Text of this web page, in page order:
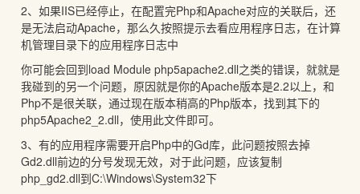
2、如果IIS已经停止，在配置完Php和Apache对应的关联后，还
是无法启动Apache，那么久按照提示去看应用程序日志，在计算
机管理目录下的应用程序日志中
你可能会回到load Module php5apache2.dll之类的错误，就就是
我碰到的另一个问题，原因就是你的Apache版本是2.2以上，和
Php不是很关联，通过现在版本稍高的Php版本，找到其下的
php5Apache2_2.dll，使用此文件即可。
3、有的应用程序需要开启Php中的Gd库，此问题按照去掉
Gd2.dll前边的分号发现无效，对于此问题，应该复制
php_gd2.dll到C:\Windows\System32下